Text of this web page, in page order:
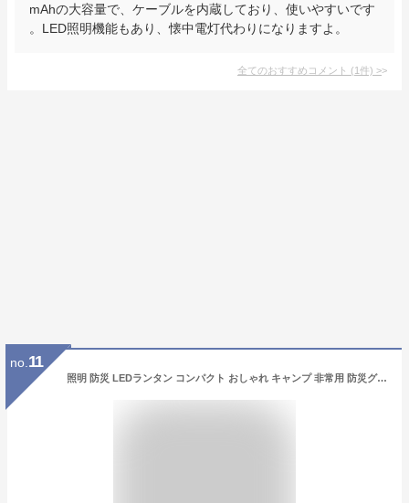
mAhの大容量で、ケーブルを内蔵しており、使いやすいです
。LED照明機能もあり、懐中電灯代わりになりますよ。
全てのおすすめコメント (1件) >
no. 11
照明 防災 LEDランタン コンパクト おしゃれ キャンプ 非常用 防災グッズ 地震対策用品 LEDライト 懐中電灯 ハンディライト ランプ 小型 吊り下げフック付